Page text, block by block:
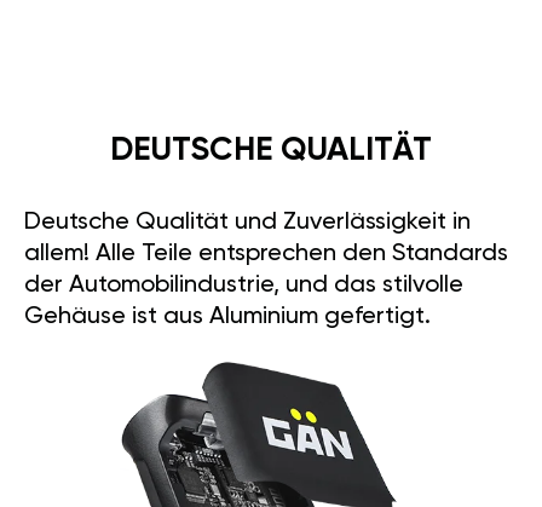
DEUTSCHE QUALITÄT
Deutsche Qualität und Zuverlässigkeit in
allem! Alle Teile entsprechen den Standards
der Automobilindustrie, und das stilvolle
Gehäuse ist aus Aluminium gefertigt.